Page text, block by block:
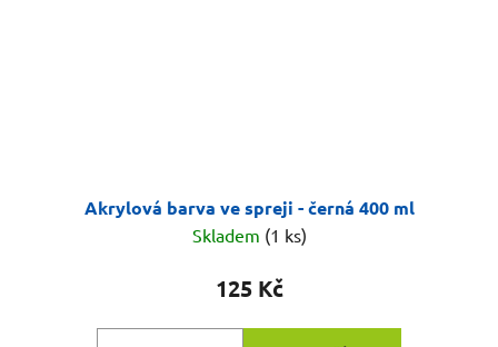
Akrylová barva ve spreji - černá 400 ml
Skladem (1 ks)
125 Kč